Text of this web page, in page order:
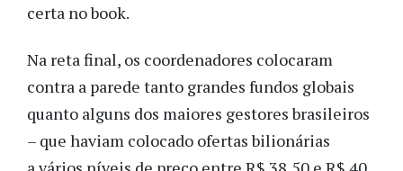
certa no book.
Na reta final, os coordenadores colocaram
contra a parede tanto grandes fundos globais
quanto alguns dos maiores gestores brasileiros
– que haviam colocado ofertas bilionárias